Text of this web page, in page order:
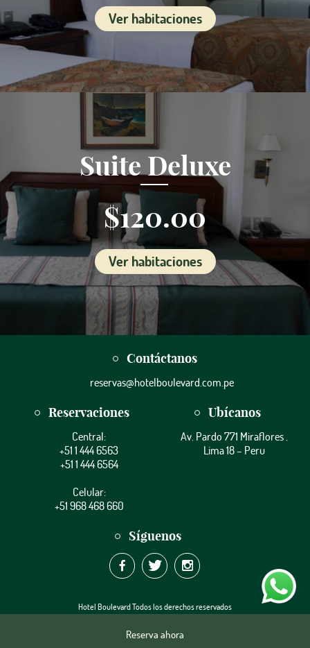
Reserva ahora
Ver habitaciones
Suite Deluxe
$120.00
Ver habitaciones
Contáctanos
reservas@hotelboulevard.com.pe
Reservaciones
Central:
+51 1 444 6563
+51 1 444 6564
Celular:
+51 968 468 660
Ubícanos
Av. Pardo 771 Miraflores .
Lima 18 – Peru
Síguenos
Hotel Boulevard Todos los derechos reservados